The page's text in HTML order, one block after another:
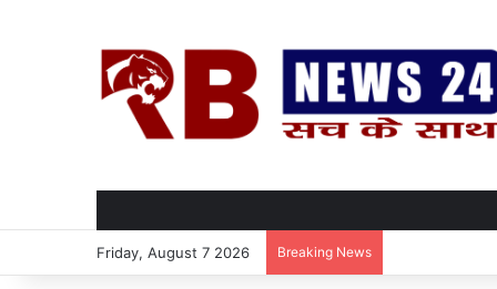
Friday, August 7 2026 Breaking News